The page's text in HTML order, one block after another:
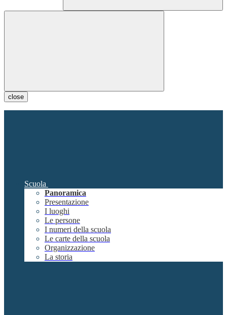
close
Scuola
Panoramica
Presentazione
I luoghi
Le persone
I numeri della scuola
Le carte della scuola
Organizzazione
La storia